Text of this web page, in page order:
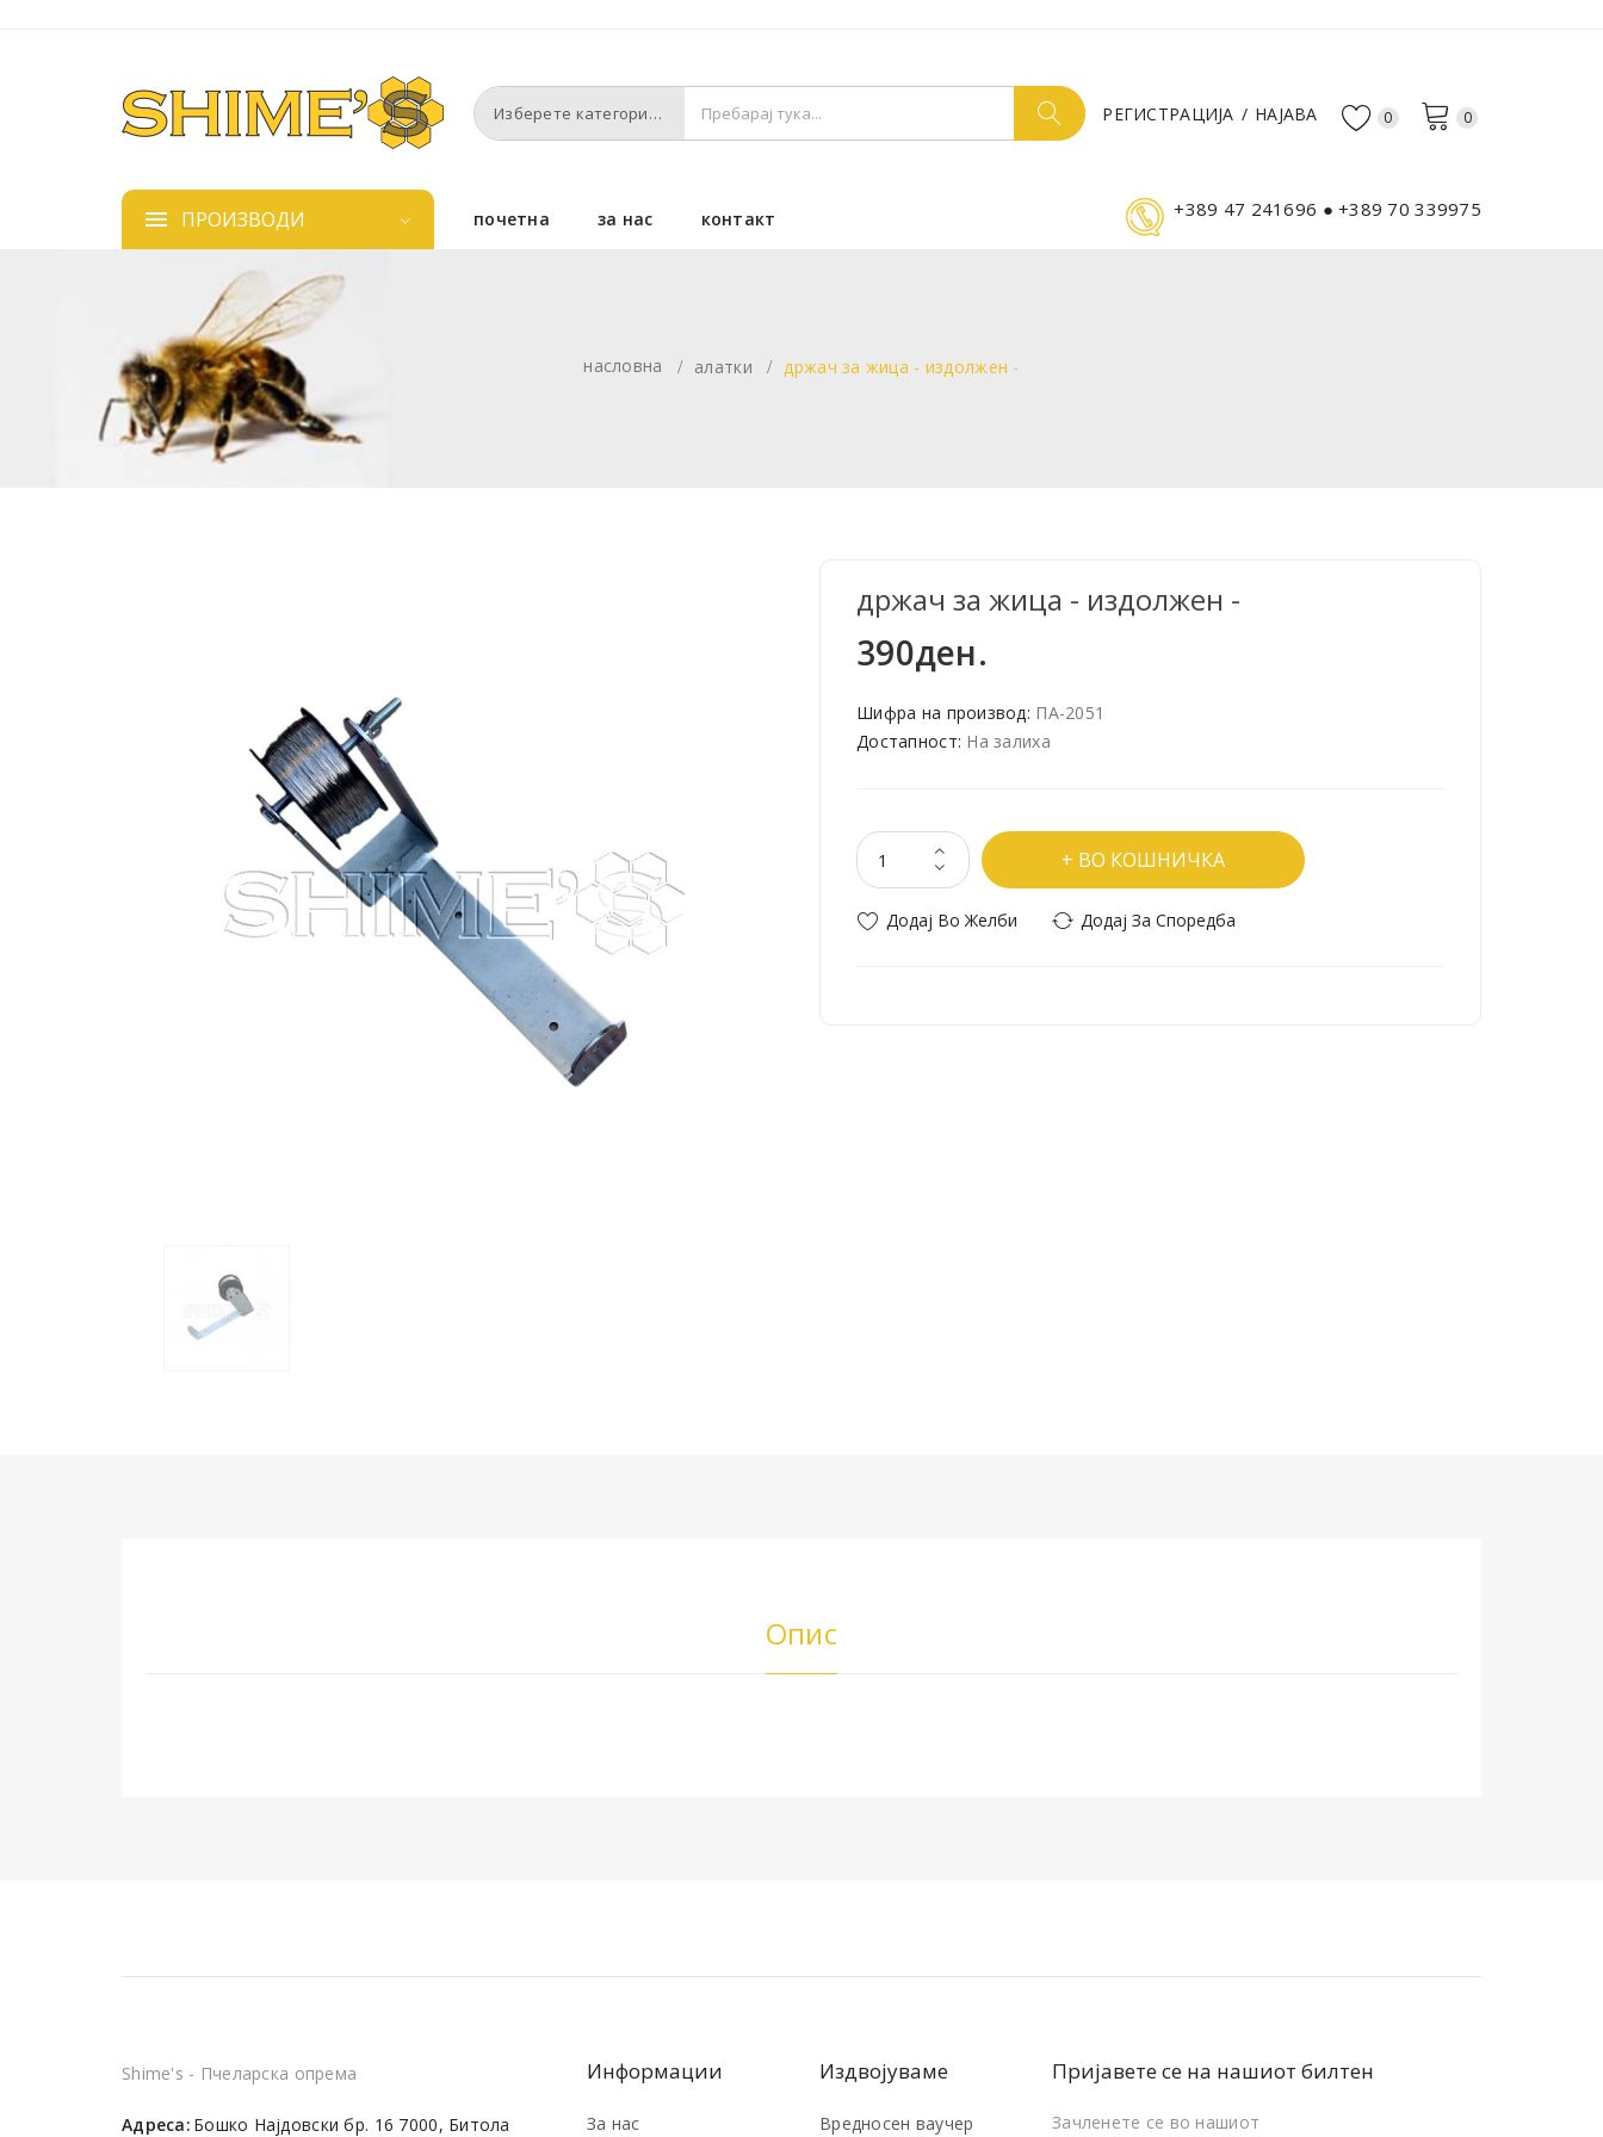
РЕГИСТРАЦИЈА НАЈАВА 0
0
Изберете категории
ПРОИЗВОДИ почетна за нас контакт +389 47 241696 ● +389 70 339975
насловна алатки држач за жица - издолжен -
држач за жица - издолжен -
390ден.
Шифра на производ: ПА-2051
Достапност: На залиха
ВО КОШНИЧКА
Додај Во Желби Додај За Споредба
Опис
Shime's - Пчеларска опрема
Адреса: Бошко Најдовски бр. 16 7000, Битола
Информации
За нас
Издвојуваме
Вредносен ваучер
Пријавете се на нашиот билтен
Зачленете се во нашиот